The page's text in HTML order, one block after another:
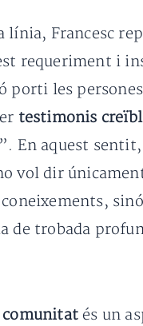
línia, Francesc
requeriment i
porti les
testimonis
En aquest
vol dir
de trobada
comunitat és un